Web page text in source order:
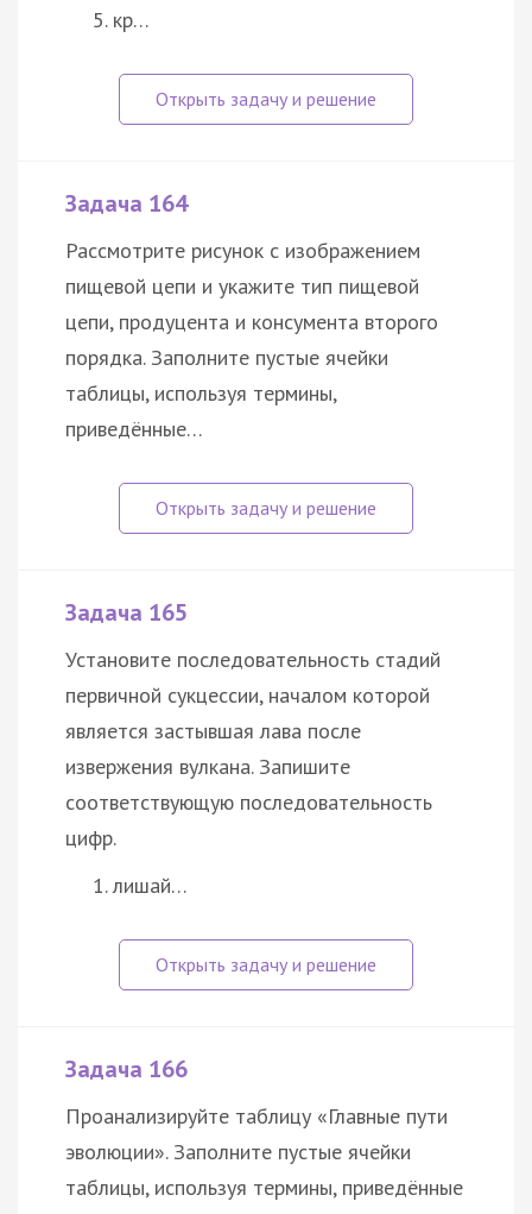
кр…
Задача 164
Рассмотрите рисунок с изображением
пищевой цепи и укажите тип пищевой
цепи, продуцента и консумента второго
порядка. Заполните пустые ячейки
таблицы, используя термины,
приведённые…
Задача 165
Установите последовательность стадий
первичной сукцессии, началом которой
является застывшая лава после
извержения вулкана. Запишите
соответствующую последовательность
цифр.
лишай…
Задача 166
Проанализируйте таблицу «Главные пути
эволюции». Заполните пустые ячейки
таблицы, используя термины, приведённые